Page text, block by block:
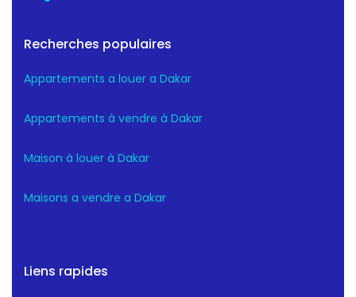
Recherches populaires
Appartements a louer a Dakar
Appartements à vendre à Dakar
Maison à louer à Dakar
Maisons a vendre a Dakar
Liens rapides